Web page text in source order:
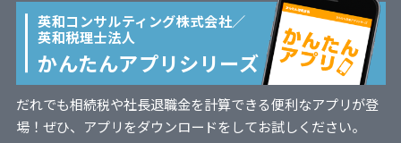
英和コンサルティング株式会社／
英和税理士法人
かんたんアプリシリーズ
だれでも相続税や社長退職金を計算できる便利なアプリが登
場！ぜひ、アプリをダウンロードをしてお試しください。